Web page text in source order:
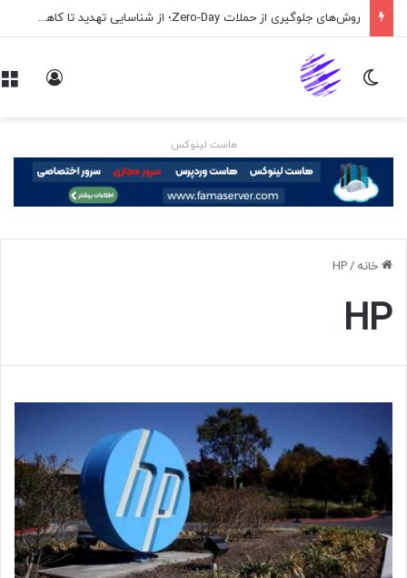
روش‌های جلوگیری از حملات Zero-Day؛ از شناسایی تهدید تا کاهش ریسک
تغییر پوسته
هاست لینوکس
خانه /
HP
HP